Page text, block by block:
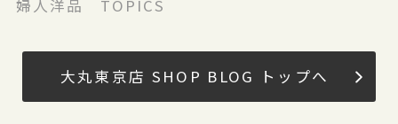
婦人洋品 TOPICS
大丸東京店 SHOP BLOG トップへ